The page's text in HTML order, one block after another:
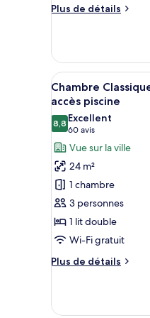
Deluxe,
Plus de détails
Plus
le
type
de
chambre
Chambre
Deluxe,
accès
piscine
Afficher
toutes
les
photos
pour
ce
type
de
chambre :
Chambre
Classique
Double
lits
5
Chambre
accès piscine
8,88,8 sur 10
Excellent
60 avis
(60 avis)
Vue sur la ville
24 m²
1 chambre
3 personnes
1 lit double
Wi-Fi gratuit
Plus de détails
Plus
le